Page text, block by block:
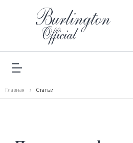
Главная Статьи